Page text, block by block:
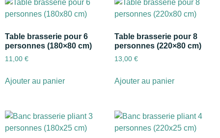
Table brasserie pour 6
personnes (180×80 cm)
11,00 €
Ajouter au panier
Table brasserie pour 8
personnes (220×80 cm)
13,00 €
Ajouter au panier